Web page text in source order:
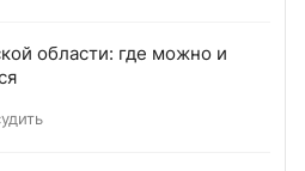
области: где можно и